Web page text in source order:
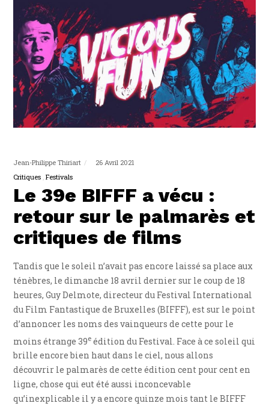
Jean-Philippe Thiriart
26 Avril 2021
Critiques Festivals
Le 39e BIFFF a vécu :
retour sur le palmarès et
critiques de films
Tandis que le soleil n’avait pas encore laissé sa place aux
ténèbres, le dimanche 18 avril dernier sur le coup de 18
heures, Guy Delmote, directeur du Festival International
du Film Fantastique de Bruxelles (BIFFF), est sur le point
d’annoncer les noms des vainqueurs de cette pour le
moins étrange 39e édition du Festival. Face à ce soleil qui
brille encore bien haut dans le ciel, nous allons
découvrir le palmarès de cette édition cent pour cent en
ligne, chose qui eut été aussi inconcevable
qu’inexplicable il y a encore quinze mois tant le BIFFF